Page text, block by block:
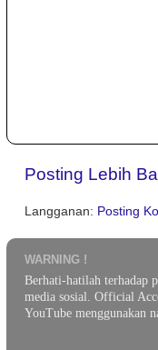
Posting Lebih
Langganan: Posting
WARNING !
Berhati-hatilah terhadap
media sosial. Official
YouTube menggunakan